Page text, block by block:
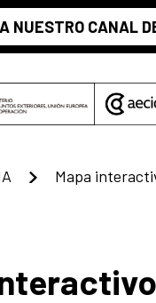
NUESTRO CANAL
Mapa